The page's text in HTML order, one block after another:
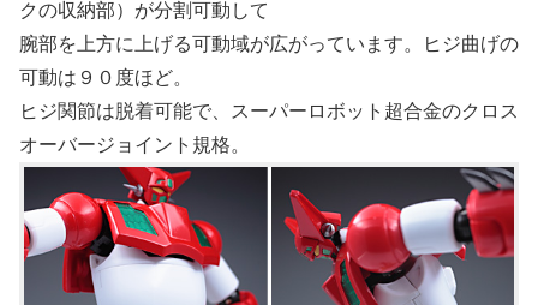
クの収納部）が分割可動して
腕部を上方に上げる可動域が広がっています。ヒジ曲げの
可動は９０度ほど。
ヒジ関節は脱着可能で、スーパーロボット超合金のクロス
オーバージョイント規格。